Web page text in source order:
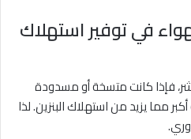
في توفير استهلاك
فإذا كانت متسخة أو مسدودة
مما يزيد من استهلاك البنزين. لذا